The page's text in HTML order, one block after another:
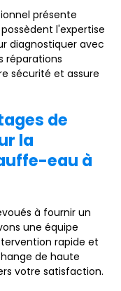
présente
l'expertise
diagnostiquer avec
réparations
sécurité et assure
de
la
eau à
à fournir un
une équipe
rapide et
de haute
votre satisfaction.